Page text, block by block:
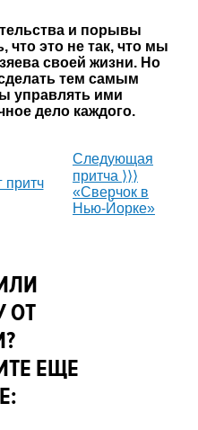
и порывы
это не так, что мы
своей жизни. Но
тем самым
управлять ими
дело каждого.
притч
Следующая
притча ⟩⟩⟩
«Сверчок в
Нью-Йорке»
ОТ
ЕЩЕ